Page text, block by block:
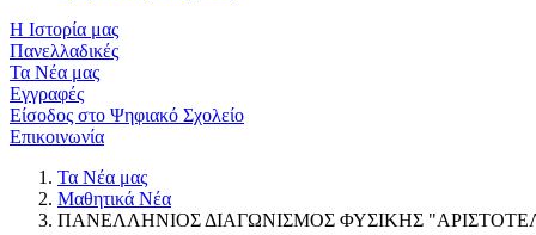
Η Ιστορία μας
Πανελλαδικές
Τα Νέα μας
Εγγραφές
Είσοδος στο Ψηφιακό Σχολείο
Επικοινωνία
Τα Νέα μας
Μαθητικά Νέα
ΠΑΝΕΛΛΗΝΙΟΣ ΔΙΑΓΩΝΙΣΜΟΣ ΦΥΣΙΚΗΣ